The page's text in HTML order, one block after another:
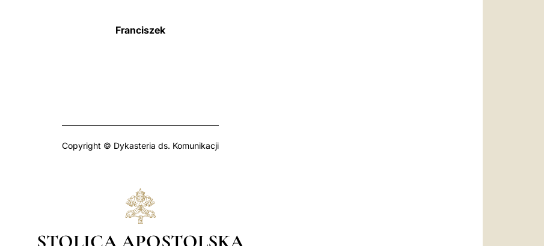
Franciszek
Copyright © Dykasteria ds. Komunikacji
STOLICA APOSTOLSKA